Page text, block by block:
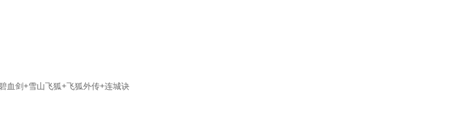
血剑+雪山飞狐+飞狐外传+连城诀